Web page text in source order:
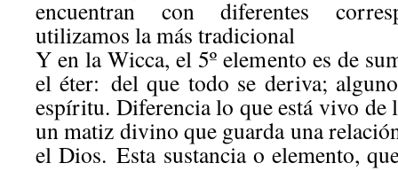
encuentran con diferentes
utilizamos la más tradicional
Y en la Wicca, el 5º elemento es de
el éter: del que todo se deriva;
espíritu. Diferencia lo que está vivo de
un matiz divino que guarda una
el Dios. Esta sustancia o elemento,